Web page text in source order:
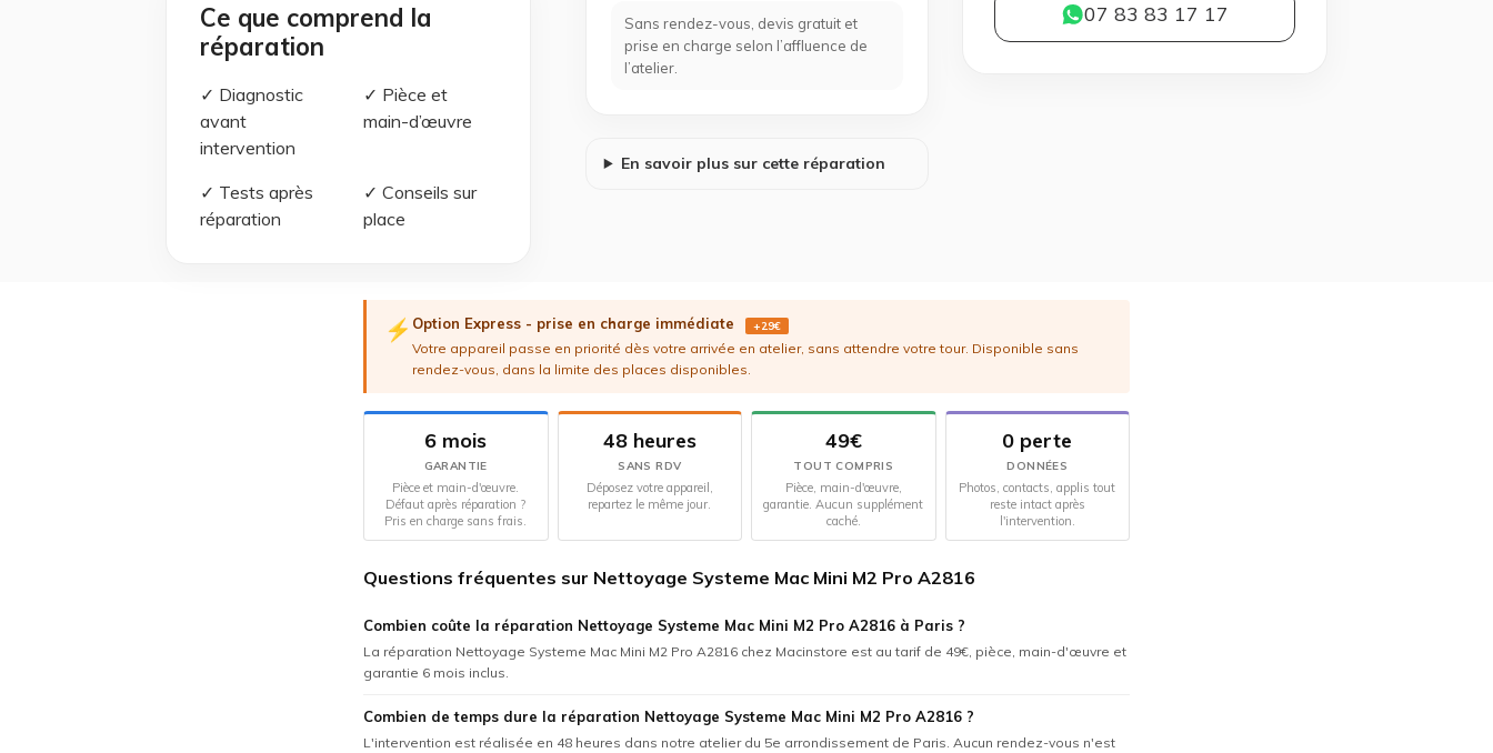
Ce que comprend la
réparation
✓ Diagnostic
avant
intervention
✓ Pièce et
main-d’œuvre
✓ Tests après
réparation
✓ Conseils sur
place
Sans rendez-vous, devis gratuit et
prise en charge selon l’affluence de
l’atelier.
En savoir plus sur cette réparation
07 83 83 17 17
⚡ Option Express - prise en charge immédiate +29€
Votre appareil passe en priorité dès votre arrivée en atelier, sans attendre votre tour. Disponible sans
rendez-vous, dans la limite des places disponibles.
6 mois
GARANTIE
Pièce et main-d'œuvre.
Défaut après réparation ?
Pris en charge sans frais.
48 heures
SANS RDV
Déposez votre appareil,
repartez le même jour.
49€
TOUT COMPRIS
Pièce, main-d'œuvre,
garantie. Aucun supplément
caché.
0 perte
DONNÉES
Photos, contacts, applis tout
reste intact après
l'intervention.
Questions fréquentes sur Nettoyage Systeme Mac Mini M2 Pro A2816
Combien coûte la réparation Nettoyage Systeme Mac Mini M2 Pro A2816 à Paris ?
La réparation Nettoyage Systeme Mac Mini M2 Pro A2816 chez Macinstore est au tarif de 49€, pièce, main-d'œuvre et
garantie 6 mois inclus.
Combien de temps dure la réparation Nettoyage Systeme Mac Mini M2 Pro A2816 ?
L'intervention est réalisée en 48 heures dans notre atelier du 5e arrondissement de Paris. Aucun rendez-vous n'est